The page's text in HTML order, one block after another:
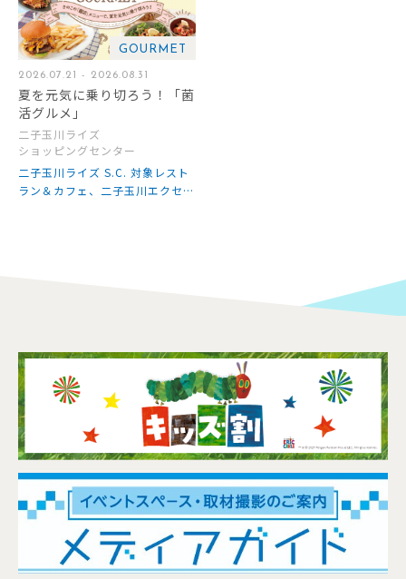
GOURMET
2026.07.21 - 2026.08.31
夏を元気に乗り切ろう！「菌
活グルメ」
二子玉川ライズ
ショッピングセンター
二子玉川ライズ S.C. 対象レスト
ラン＆カフェ、二子玉川エクセル